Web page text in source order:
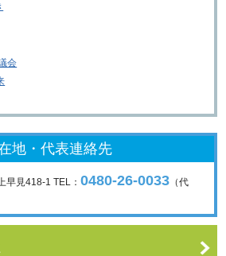
会
地・代表連絡先
早見418-1 TEL：0480-26-0033 （代